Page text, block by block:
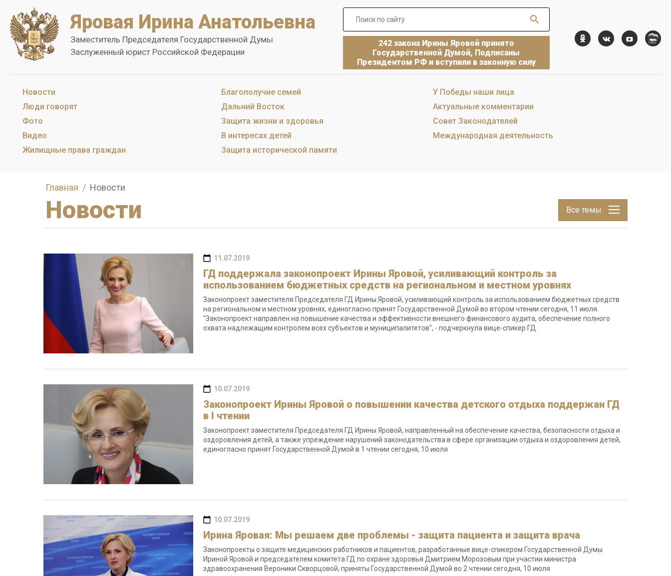
Яровая Ирина Анатольевна
Заместитель Председателя Государственной Думы
Заслуженный юрист Российской Федерации
242 закона Ирины Яровой принято
Государственной Думой, Подписаны
Президентом РФ и вступили в законную силу
Новости
Люди говорят
Фото
Видео
Жилищные права граждан
Благополучие семей
Дальний Восток
Защита жизни и здоровья
В интересах детей
Защита исторической памяти
У Победы наши лица
Актуальные комментарии
Совет Законодателей
Международная деятельность
Главная Новости
Новости Все темы
11.07.2019
ГД поддержала законопроект Ирины Яровой, усиливающий контроль за
использованием бюджетных средств на региональном и местном уровнях
Законопроект заместителя Председателя ГД Ирины Яровой, усиливающий контроль за использованием бюджетных средств
на региональном и местном уровнях, единогласно принят Государственной Думой во втором чтении сегодня, 11 июля.
"Законопроект направлен на повышение качества и эффективности внешнего финансового аудита, обеспечение полного
охвата надлежащим контролем всех субъектов и муниципалитетов", - подчеркнула вице-спикер ГД
10.07.2019
Законопроект Ирины Яровой о повышении качества детского отдыха поддержан ГД
в I чтении
Законопроект заместителя Председателя ГД Ирины Яровой, направленный на обеспечение качества, безопасности отдыха и
оздоровления детей, а также упреждение нарушений законодательства в сфере организации отдыха и оздоровления детей,
единогласно принят Государственной Думой в 1 чтении сегодня, 10 июля
10.07.2019
Ирина Яровая: Мы решаем две проблемы - защита пациента и защита врача
Законопроекты о защите медицинских работников и пациентов, разработанные вице-спикером Государственной Думы
Ириной Яровой и председателем комитета ГД по охране здоровья Дмитрием Морозовым при участии министра
здравоохранения Вероники Скворцовой, приняты Государственной Думой во 2 чтении сегодня, 10 июля